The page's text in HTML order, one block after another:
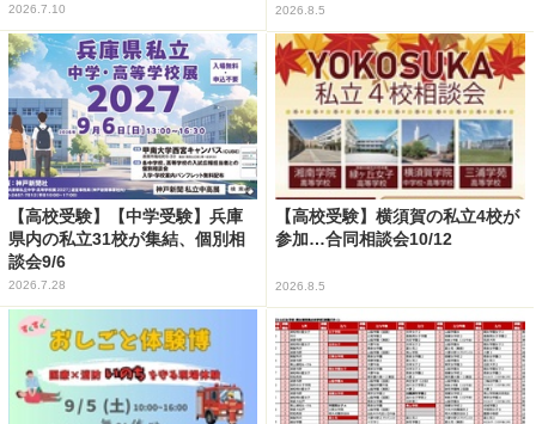
2026.7.10 2026.8.5
【高校受験】【中学受験】兵庫
県内の私立31校が集結、個別相
談会9/6
2026.7.28
【高校受験】横須賀の私立4校が
参加…合同相談会10/12
2026.8.5